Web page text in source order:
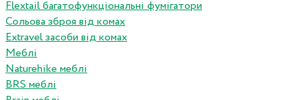
Flextail багатофункціональні фумігатори
Сольова зброя від комах
Extravel засоби від комах
Меблі
Naturehike меблі
BRS меблі